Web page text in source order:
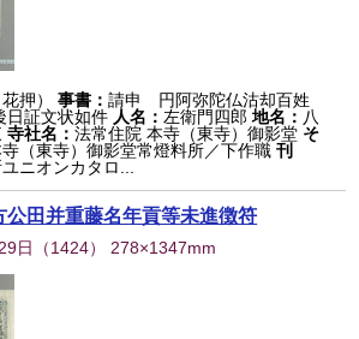
押） 事書：請申 円阿弥陀仏沽却百姓
日証文状如件 人名： 左衛門四郎 地名： 八
寺社名：法常住院 本寺（東寺）御影堂 そ
（東寺）御影堂常燈料所／下作職 刊
ニオンカタロ...
田并重藤名年貢等未進徴符
日 （1424） 278×1347mm